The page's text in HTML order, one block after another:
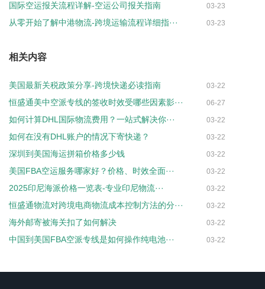
国际空运报关流程详解-空运公司报关指南 03-23
从零开始了解中港物流-跨境运输流程详细指··· 03-23
相关内容
美国最新关税政策分享-跨境快递必读指南 03-22
恒盛通美中空派专线的签收时效受哪些因素影··· 06-27
如何计算DHL国际物流费用？一站式解决你··· 03-22
如何在没有DHL账户的情况下寄快递？ 03-22
深圳到美国海运拼箱价格多少钱 03-22
美国FBA空运服务哪家好？价格、时效全面··· 03-22
2025印尼海派价格一览表-专业印尼物流··· 03-22
恒盛通物流对跨境电商物流成本控制方法的分··· 03-22
海外邮寄被海关扣了如何解决 03-22
中国到美国FBA空派专线是如何操作纯电池··· 03-22